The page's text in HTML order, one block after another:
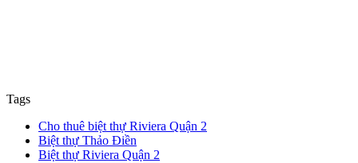
Tags
Cho thuê biệt thự Riviera Quận 2
Biệt thự Thảo Điền
Biệt thự Riviera Quận 2